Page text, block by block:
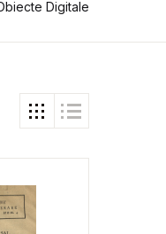
Digitale